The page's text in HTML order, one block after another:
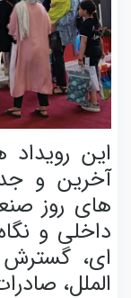
این
آخرین و
های روز
داخلی و
ای،
الملل،